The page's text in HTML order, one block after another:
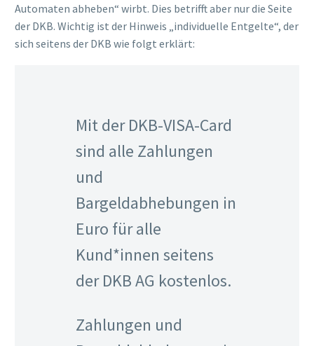
Automaten abheben“ wirbt. Dies betrifft aber nur die Seite
der DKB. Wichtig ist der Hinweis „individuelle Entgelte“, der
sich seitens der DKB wie folgt erklärt:
Mit der DKB-VISA-Card
sind alle Zahlungen
und
Bargeldabhebungen in
Euro für alle
Kund*innen seitens
der DKB AG kostenlos.
Zahlungen und